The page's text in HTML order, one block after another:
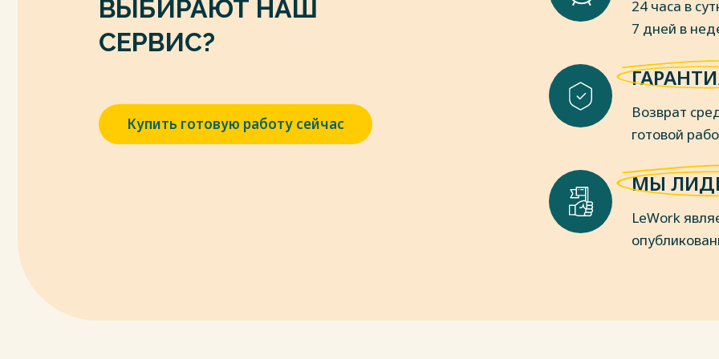
Единого таможенного тарифа Евразийского экономического союза"
7. Решение Комиссии Таможенного союза от 20.05.2010 №258 «О порядке
проведения таможенной экспертизы при проведении таможенного
8. Решение Совета Евразийской экономической комиссии от 14.09.2021 N 80
(ред. от 07.03.2023) "Об утверждении единой Товарной номенклатуры
внешнеэкономической деятельности Евразийского экономического союза и
изменении и признании утратившими силу некоторых решений Совета
9. О Пояснениях к единой Товарной номенклатуре внешнеэкономической
управления в области обеспечения единства" [электронный ресурс] //
ВЫБИРАЮТ НАШ
СЕРВИС?
Купить готовую работу сейчас
24 часа в
7 дней в
Возврат
готовой
МЫ
LeWork